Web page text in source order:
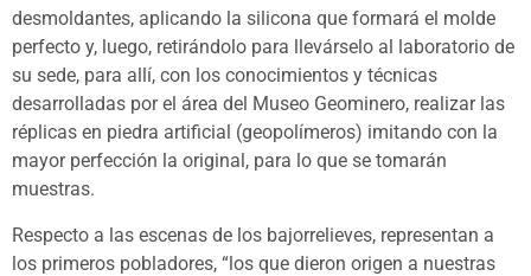
desmoldantes, aplicando la silicona que formará el molde
perfecto y, luego, retirándolo para llevárselo al laboratorio de
su sede, para allí, con los conocimientos y técnicas
desarrolladas por el área del Museo Geominero, realizar las
réplicas en piedra artificial (geopolímeros) imitando con la
mayor perfección la original, para lo que se tomarán
muestras.
Respecto a las escenas de los bajorrelieves, representan a
los primeros pobladores, “los que dieron origen a nuestras